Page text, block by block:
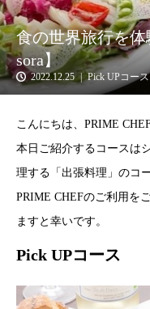
食の世界旅行を
sora】
2022.12.25 Pick UPコース
こんにちは、PRIME
本日ご紹介するコースは
理する「出張料理」のコ
PRIME CHEFのご利用を
ますと幸いです。
Pick UPコース